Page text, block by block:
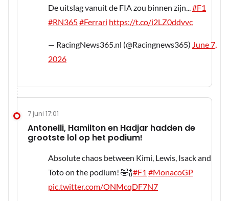
De uitslag vanuit de FIA zou binnen zijn... #F1
#RN365#Ferrari https://t.co/i2LZ0ddvvc
— RacingNews365.nl (@Racingnews365) June 7,
2026
7 juni 17:01
Antonelli, Hamilton en Hadjar hadden de
grootste lol op het podium!
Absolute chaos between Kimi, Lewis, Isack and
Toto on the podium! 🤣🍾#F1 #MonacoGP
pic.twitter.com/ONMcqDF7N7